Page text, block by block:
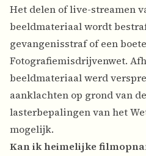
Het delen of live-streamen
beeldmateriaal wordt
gevangenisstraf of een boete
Fotografiemisdrijvenwet.
beeldmateriaal werd
aanklachten op grond van
lasterbepalingen van het
mogelijk.
Kan ik heimelijke